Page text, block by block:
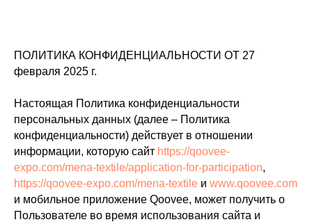
ПОЛИТИКА КОНФИДЕНЦИАЛЬНОСТИ ОТ 27
февраля 2025 г.
Настоящая Политика конфиденциальности
персональных данных (далее – Политика
конфиденциальности) действует в отношении
информации, которую сайт https://qoovee-
expo.com/mena-textile/application-for-participation,
https://qoovee-expo.com/mena-textile и www.qoovee.com
и мобильное приложение Qoovee, может получить о
Пользователе во время использования сайта и